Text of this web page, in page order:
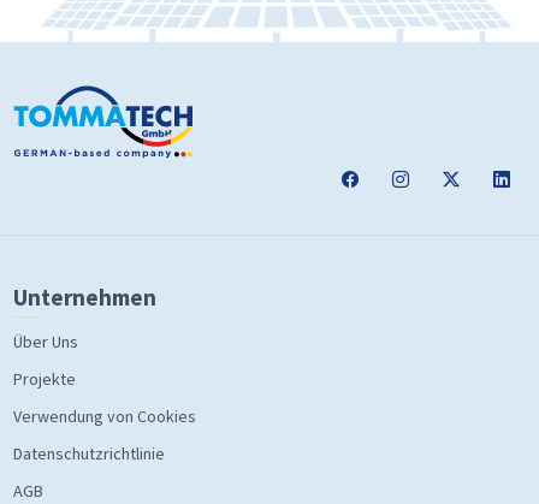
Unternehmen
Über Uns
Projekte
Verwendung von Cookies
Datenschutzrichtlinie
AGB